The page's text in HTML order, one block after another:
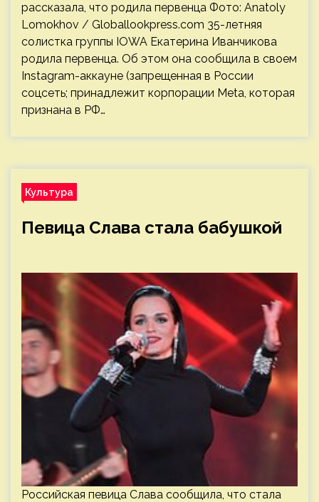
рассказала, что родила первенца Фото: Anatoly
Lomokhov / Globallookpress.com 35-летняя
солистка группы IOWA Екатерина Иванчикова
родила первенца. Об этом она сообщила в своем
Instagram-аккауне (запрещенная в России
соцсеть; принадлежит корпорации Meta, которая
признана в РФ…
Культура
Певица Слава стала бабушкой
Российская певица Слава сообщила, что стала